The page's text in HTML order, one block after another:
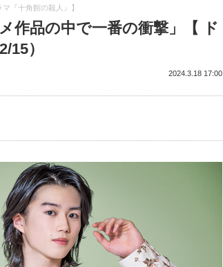
『十角館の殺人』】
作品の中で一番の衝撃」【 ド
15）
2024.3.18 17:00